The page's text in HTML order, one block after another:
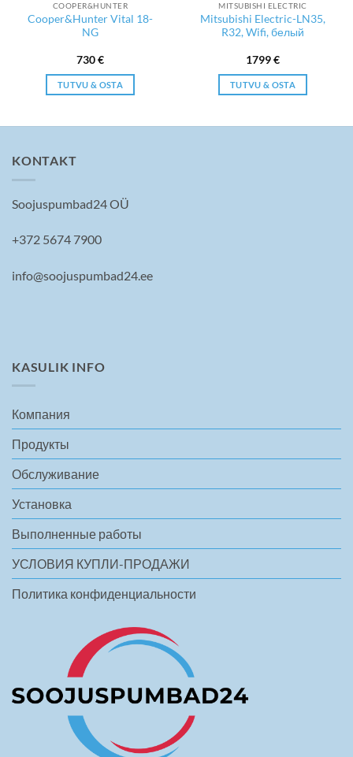
COOPER&HUNTER
Cooper&Hunter Vital 18-
NG
730€
TUTVU & OSTA
MITSUBISHI ELECTRIC
Mitsubishi Electric-LN35,
R32, Wifi, белый
1799€
TUTVU & OSTA
KONTAKT
Soojuspumbad24 OÜ
+372 5674 7900
info@soojuspumbad24.ee
KASULIK INFO
Компания
Продукты
Обслуживание
Установка
Выполненные работы
УСЛОВИЯ КУПЛИ-ПРОДАЖИ
Политика конфиденциальности